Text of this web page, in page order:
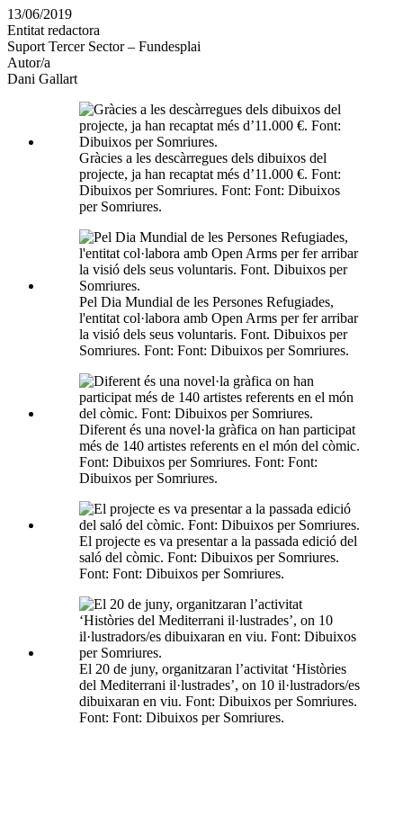
altres
xarxes
socials
13/06/2019
Entitat redactora
Suport Tercer Sector – Fundesplai
Autor/a
Dani Gallart
Gràcies a les descàrregues dels dibuixos del
projecte, ja han recaptat més d’11.000 €. Font:
Dibuixos per Somriures. Font: Font: Dibuixos
per Somriures.
Pel Dia Mundial de les Persones Refugiades,
l'entitat col·labora amb Open Arms per fer arribar
la visió dels seus voluntaris. Font. Dibuixos per
Somriures. Font: Font: Dibuixos per Somriures.
Diferent és una novel·la gràfica on han participat
més de 140 artistes referents en el món del còmic.
Font: Dibuixos per Somriures. Font: Font:
Dibuixos per Somriures.
El projecte es va presentar a la passada edició del
saló del còmic. Font: Dibuixos per Somriures.
Font: Font: Dibuixos per Somriures.
El 20 de juny, organitzaran l’activitat ‘Històries
del Mediterrani il·lustrades’, on 10 il·lustradors/es
dibuixaran en viu. Font: Dibuixos per Somriures.
Font: Font: Dibuixos per Somriures.